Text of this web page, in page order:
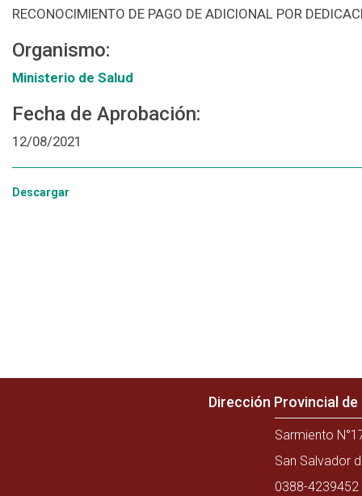
RECONOCIMIENTO DE PAGO DE ADICIONAL POR
Organismo:
Ministerio de Salud
Fecha de Aprobación:
12/08/2021
Descargar
Dirección Provincial
Sarmiento
San Salvador
0388-